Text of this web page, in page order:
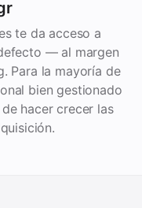
te da acceso a
— al margen
Para la mayoría de
bien gestionado
hacer crecer las